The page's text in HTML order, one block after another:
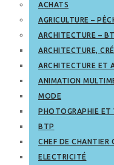
ACHATS
AGRICULTURE –
ARCHITECTURE –
ARCHITECTURE,
ARCHITECTURE ET
ANIMATION
MODE
PHOTOGRAPHIE ET
BTP
CHEF DE CHANTIER
ELECTRICITÉ